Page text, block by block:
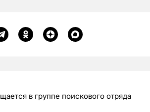
в группе поискового отряда